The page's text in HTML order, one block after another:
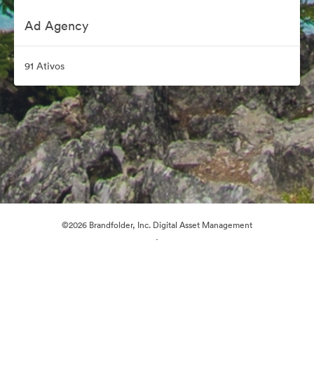
Ad Agency
91 Ativos
©2026 Brandfolder, Inc. Digital Asset Management
·